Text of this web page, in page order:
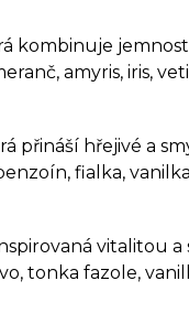
kombinuje
amyris, iris,
přináší hřejivé a
fialka,
vitalitou a
tonka fazole,